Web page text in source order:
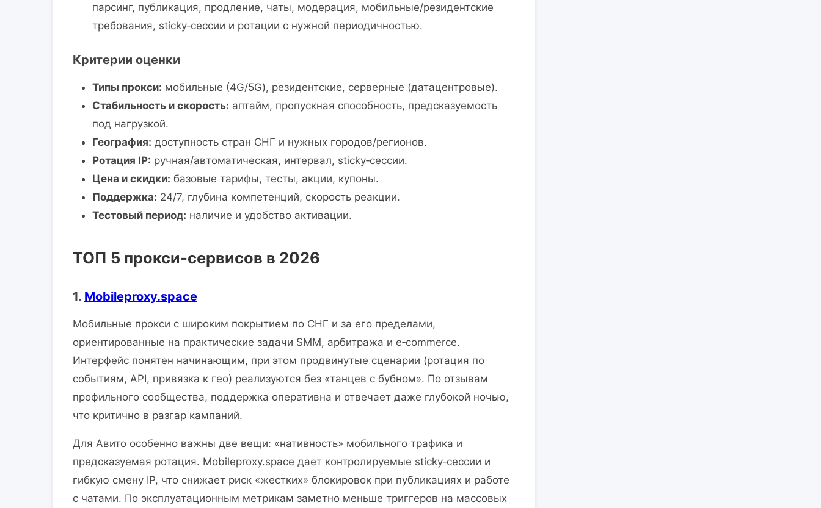
парсинг, публикация, продление, чаты, модерация, мобильные/резидентские
требования, sticky‑сессии и ротации с нужной периодичностью.
Критерии оценки
Типы прокси: мобильные (4G/5G), резидентские, серверные (датацентровые).
Стабильность и скорость: аптайм, пропускная способность, предсказуемость
под нагрузкой.
География: доступность стран СНГ и нужных городов/регионов.
Ротация IP: ручная/автоматическая, интервал, sticky‑сессии.
Цена и скидки: базовые тарифы, тесты, акции, купоны.
Поддержка: 24/7, глубина компетенций, скорость реакции.
Тестовый период: наличие и удобство активации.
ТОП 5 прокси-сервисов в 2026
1. Mobileproxy.space
Мобильные прокси с широким покрытием по СНГ и за его пределами,
ориентированные на практические задачи SMM, арбитража и e‑commerce.
Интерфейс понятен начинающим, при этом продвинутые сценарии (ротация по
событиям, API, привязка к гео) реализуются без «танцев с бубном». По отзывам
профильного сообщества, поддержка оперативна и отвечает даже глубокой ночью,
что критично в разгар кампаний.
Для Авито особенно важны две вещи: «нативность» мобильного трафика и
предсказуемая ротация. Mobileproxy.space дает контролируемые sticky‑сессии и
гибкую смену IP, что снижает риск «жестких» блокировок при публикациях и работе
с чатами. По эксплуатационным метрикам заметно меньше триггеров на массовых